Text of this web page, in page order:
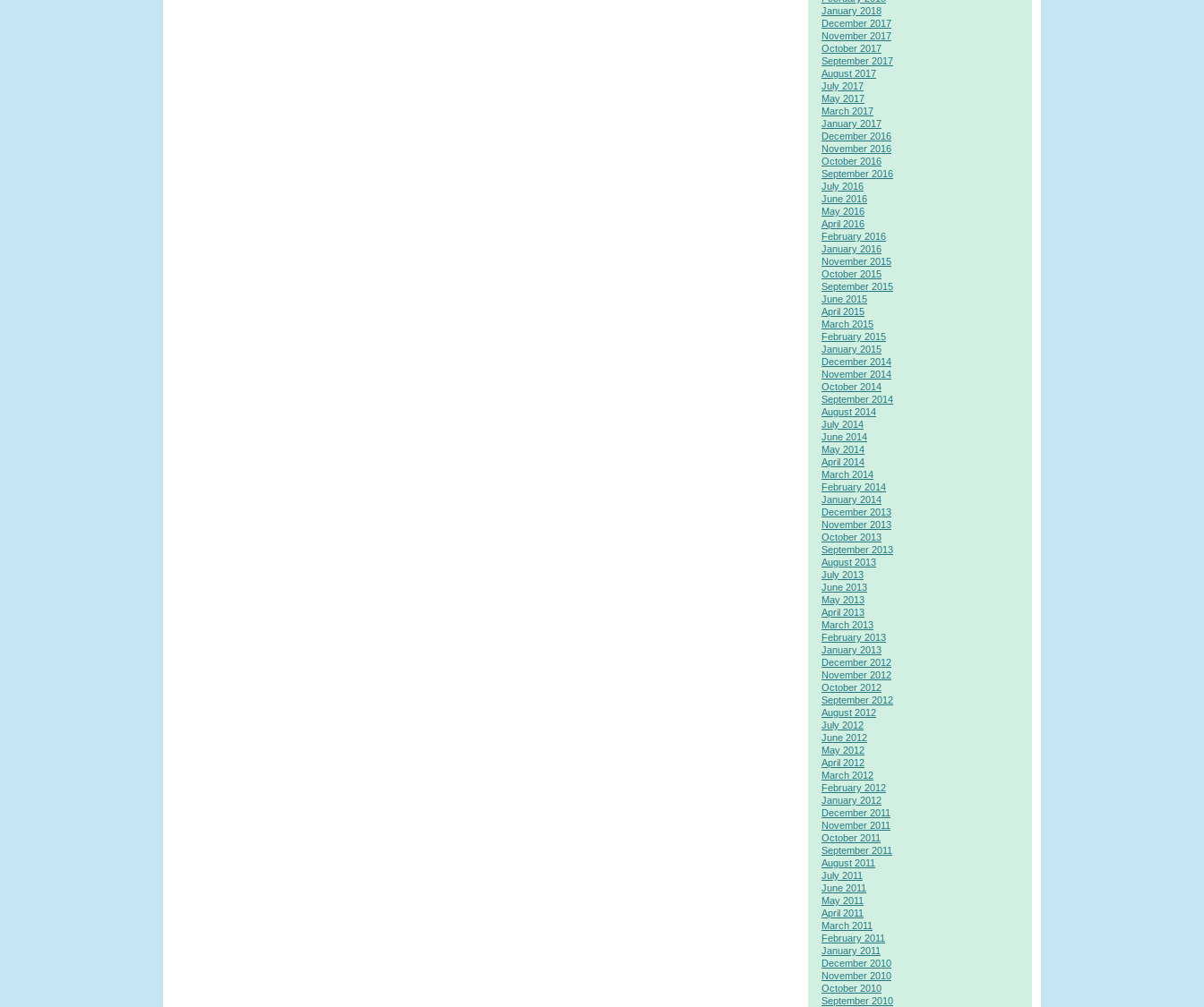
January 2018
December 2017
November 2017
October 2017
September 2017
August 2017
July 2017
May 2017
March 2017
January 2017
December 2016
November 2016
October 2016
September 2016
July 2016
June 2016
May 2016
April 2016
February 2016
January 2016
November 2015
October 2015
September 2015
June 2015
April 2015
March 2015
February 2015
January 2015
December 2014
November 2014
October 2014
September 2014
August 2014
July 2014
June 2014
May 2014
April 2014
March 2014
February 2014
January 2014
December 2013
November 2013
October 2013
September 2013
August 2013
July 2013
June 2013
May 2013
April 2013
March 2013
February 2013
January 2013
December 2012
November 2012
October 2012
September 2012
August 2012
July 2012
June 2012
May 2012
April 2012
March 2012
February 2012
January 2012
December 2011
November 2011
October 2011
September 2011
August 2011
July 2011
June 2011
May 2011
April 2011
March 2011
February 2011
January 2011
December 2010
November 2010
October 2010
September 2010